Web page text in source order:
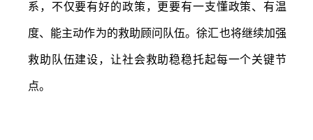
系，不仅要有好的政策，更要有一支懂政策、有温
度、能主动作为的救助顾问队伍。徐汇也将继续加强
救助队伍建设，让社会救助稳稳托起每一个关键节
点。